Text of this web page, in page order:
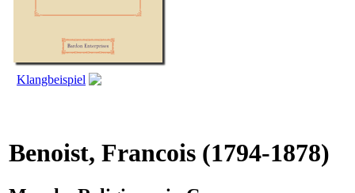
Klangbeispiel
Benoist, Francois (1794-1878)